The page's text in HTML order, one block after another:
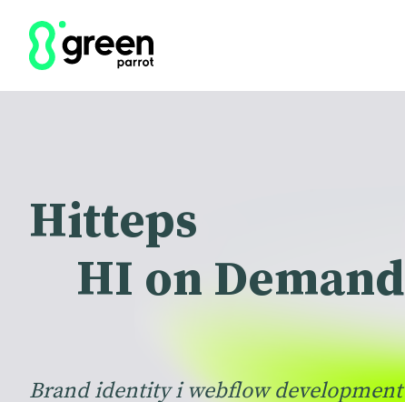
Hitteps
HI on Demand
Brand identity i webflow development